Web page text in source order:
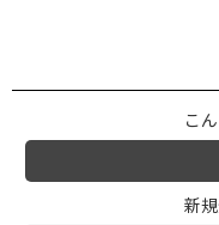
こ
新